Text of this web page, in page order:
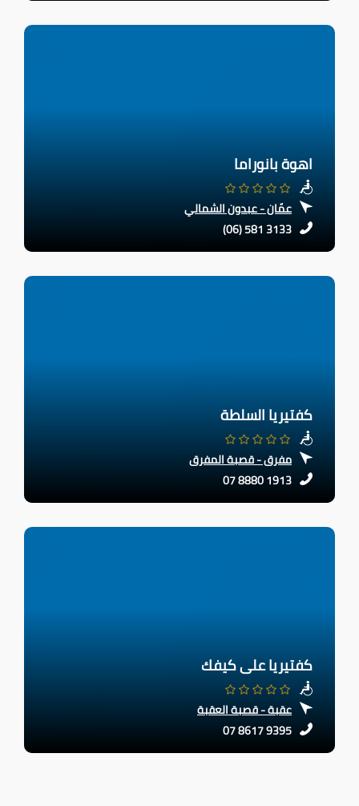
اهوة بانوراما
عمّان - عبدون الشمالي
(06) 581 3133
كفتيريا السلطة
مفرق - قصبة المفرق
07 8880 1913
كفتيريا على كيفك
عقبة - قصبة العقبة
07 8617 9395